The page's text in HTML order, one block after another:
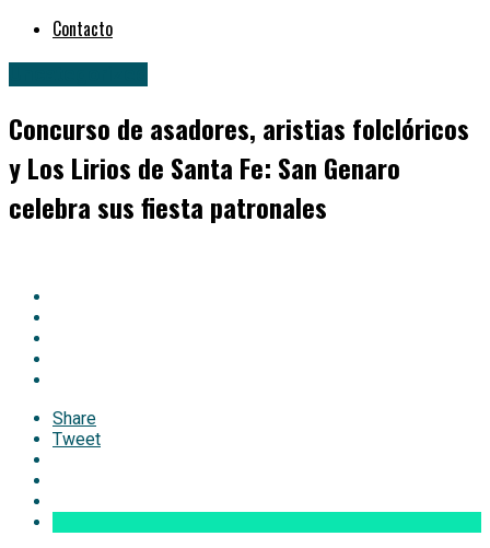
Contacto
Concurso de asadores, aristias folclóricos
y Los Lirios de Santa Fe: San Genaro
celebra sus fiesta patronales
Share
Tweet